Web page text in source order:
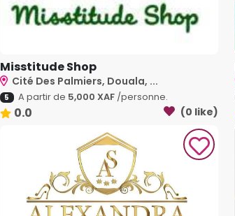
Misstitude Shop
Cité Des Palmiers, Douala, ...
5 A partir de 5,000 XAF/personne.
0.0 (0 like)